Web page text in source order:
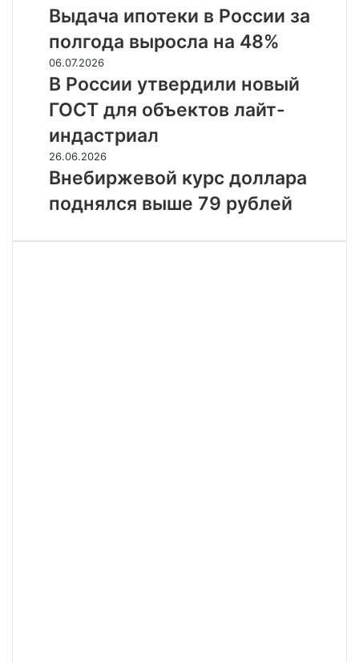
СМИ
ипотеки
России
за
полгода
выросла
на
Выдача ипотеки в России за
полгода выросла на 48%
В
России
утвердили
новый
ГОСТ
для
объектов
лайт-
06.07.2026
В России утвердили новый
ГОСТ для объектов лайт-
индастриал
Внебиржевой
курс
доллара
поднялся
79
26.06.2026
Внебиржевой курс доллара
поднялся выше 79 рублей